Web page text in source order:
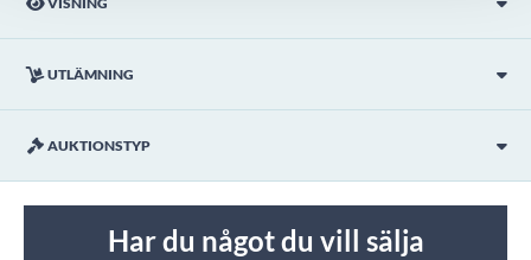
UTLÄMNING
AUKTIONSTYP
Har du något du vill sälja